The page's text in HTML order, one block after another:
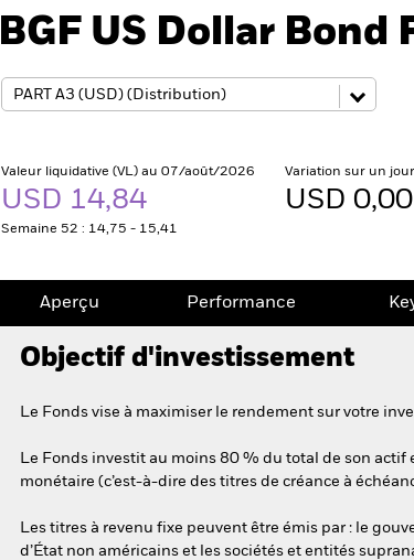
BGF US Dollar Bond
Valeur liquidative (VL) au 07/août/2026
USD 14,84
Semaine 52 : 14,75 - 15,41
Variation sur un
USD
Aperçu Performance
Objectif d'investissement
Le Fonds vise à maximiser le rendement sur votre
Le Fonds investit au moins 80 % du total de son actif
monétaire (c’est-à-dire des titres de créance à
Les titres à revenu fixe peuvent être émis par : le
d’État non américains et les sociétés et entités